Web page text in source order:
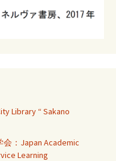
Library “ Sakano
：Japan Academic
Learning